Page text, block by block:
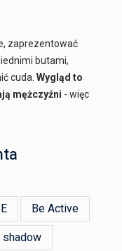
zaprezentować
butami,
cuda.Wygląd to
mężczyźni - więc
Be Active
shadow